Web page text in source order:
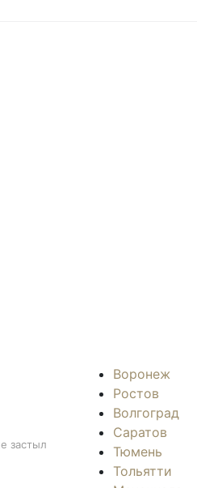
застыл
Воронеж
Ростов
Волгоград
Саратов
Тюмень
Тольятти